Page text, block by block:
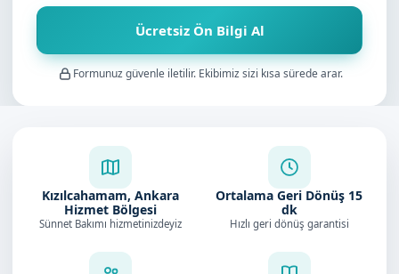
Ücretsiz Ön Bilgi Al
Formunuz güvenle iletilir. Ekibimiz sizi kısa sürede arar.
Kızılcahamam, Ankara
Hizmet Bölgesi
Sünnet Bakımı hizmetinizdeyiz
Ortalama Geri Dönüş 15
dk
Hızlı geri dönüş garantisi